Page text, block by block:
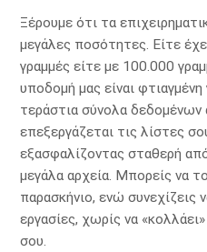
Ξέρουμε ότι τα
μεγάλες ποσότητες. Είτε
γραμμές είτε με 100.000
υποδομή μας είναι φτιαγμένη
τεράστια σύνολα δεδομένων
επεξεργάζεται τις λίστες
εξασφαλίζοντας σταθερή
μεγάλα αρχεία. Μπορείς να
παρασκήνιο, ενώ συνεχίζεις
εργασίες, χωρίς να
σου.